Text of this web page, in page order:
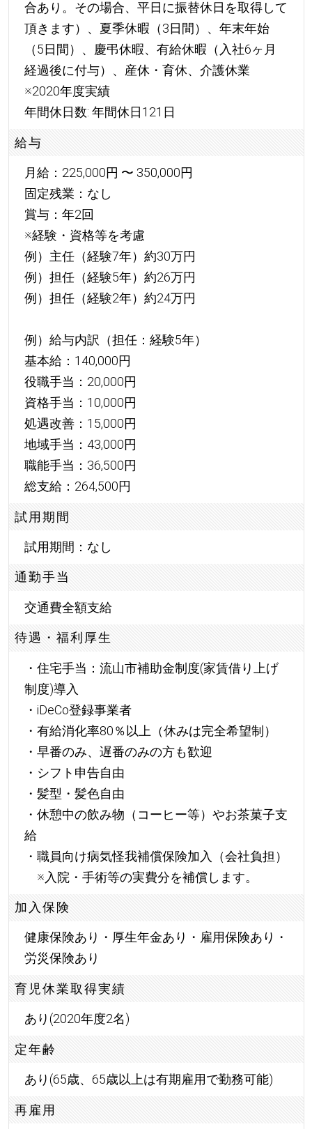
合あり。その場合、平日に振替休日を取得して
頂きます）、夏季休暇（3日間）、年末年始
（5日間）、慶弔休暇、有給休暇（入社6ヶ月
経過後に付与）、産休・育休、介護休業
※2020年度実績
年間休日数: 年間休日121日
給与
月給：225,000円 〜 350,000円
固定残業：なし
賞与：年2回
※経験・資格等を考慮
例）主任（経験7年）約30万円
例）担任（経験5年）約26万円
例）担任（経験2年）約24万円
例）給与内訳（担任：経験5年）
基本給：140,000円
役職手当：20,000円
資格手当：10,000円
処遇改善：15,000円
地域手当：43,000円
職能手当：36,500円
総支給：264,500円
試用期間
試用期間：なし
通勤手当
交通費全額支給
待遇・福利厚生
・住宅手当：流山市補助金制度(家賃借り上げ
制度)導入
・iDeCo登録事業者
・有給消化率80％以上（休みは完全希望制）
・早番のみ、遅番のみの方も歓迎
・シフト申告自由
・髪型・髪色自由
・休憩中の飲み物（コーヒー等）やお茶菓子支
給
・職員向け病気怪我補償保険加入（会社負担）
※入院・手術等の実費分を補償します。
加入保険
健康保険あり・厚生年金あり・雇用保険あり・
労災保険あり
育児休業取得実績
あり(2020年度2名)
定年齢
あり(65歳、65歳以上は有期雇用で勤務可能)
再雇用